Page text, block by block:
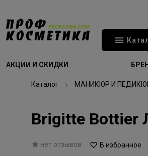
АКЦИИ И СКИДКИ
Каталог МАНИКЮР И
Brigitte Bottier
нет отзывов В избранное